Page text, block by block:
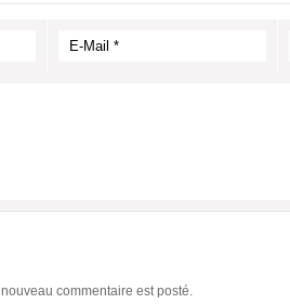
commentaire est posté.